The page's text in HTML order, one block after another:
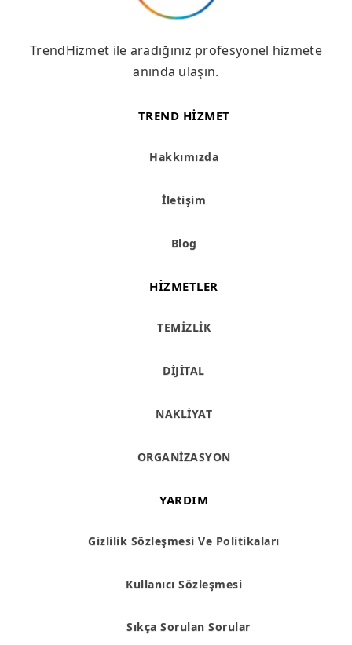
TrendHizmet ile aradığınız profesyonel hizmete
anında ulaşın.
TREND HIZMET
Hakkımızda
İletişim
Blog
HIZMETLER
TEMİZLİK
DİJİTAL
NAKLİYAT
ORGANİZASYON
YARDIM
Gizlilik Sözleşmesi Ve Politikaları
Kullanıcı Sözleşmesi
Sıkça Sorulan Sorular